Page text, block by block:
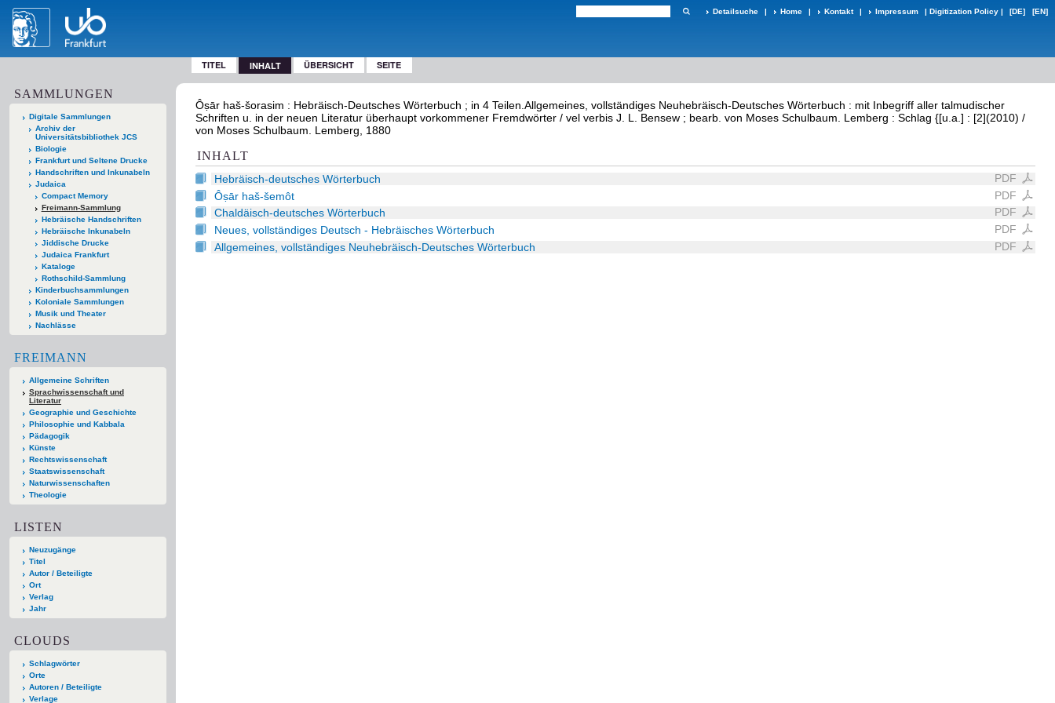
Detailsuche | Home | Kontakt | Impressum | Digitization Policy | [DE] [EN]
TITEL INHALT ÜBERSICHT SEITE
SAMMLUNGEN
Digitale Sammlungen
Archiv der
Universitätsbibliothek JCS
Biologie
Frankfurt und Seltene Drucke
Handschriften und Inkunabeln
Judaica
Compact Memory
Freimann-Sammlung
Hebräische Handschriften
Hebräische Inkunabeln
Jiddische Drucke
Judaica Frankfurt
Kataloge
Rothschild-Sammlung
Kinderbuchsammlungen
Koloniale Sammlungen
Musik und Theater
Nachlässe
FREIMANN
Allgemeine Schriften
Sprachwissenschaft und
Literatur
Geographie und Geschichte
Philosophie und Kabbala
Pädagogik
Künste
Rechtswissenschaft
Staatswissenschaft
Naturwissenschaften
Theologie
LISTEN
Neuzugänge
Titel
Autor / Beteiligte
Ort
Verlag
Jahr
CLOUDS
Schlagwörter
Orte
Autoren / Beteiligte
Verlage
Ôṣār haš-šorasim : Hebräisch-Deutsches Wörterbuch ; in 4 Teilen.Allgemeines, vollständiges Neuhebräisch-Deutsches Wörterbuch : mit Inbegriff aller talmudischer
Schriften u. in der neuen Literatur überhaupt vorkommener Fremdwörter / vel verbis J. L. Bensew ; bearb. von Moses Schulbaum. Lemberg : Schlag {[u.a.] : [2](2010) /
von Moses Schulbaum. Lemberg, 1880
INHALT
PDF
Hebräisch-deutsches Wörterbuch
PDF
Ôṣār haš-šemôt
PDF
Chaldäisch-deutsches Wörterbuch
PDF
Neues, vollständiges Deutsch - Hebräisches Wörterbuch
PDF
Allgemeines, vollständiges Neuhebräisch-Deutsches Wörterbuch